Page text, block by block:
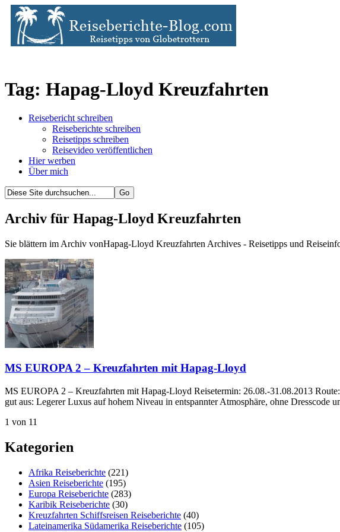
Tag: Hapag-Lloyd Kreuzfahrten
Reisebericht schreiben
Reiseberichte schreiben
Reisetipps schreiben
Reisevideo veröffentlichen
Hier werben
Über mich
Archiv für Hapag-Lloyd Kreuzfahrten
Sie blättern im Archiv vonHapag-Lloyd Kreuzfahrten Archives - Reisetipps und
MS EUROPA 2 – Kreuzfahrten mit Hapag-Lloyd
MS EUROPA 2 – Kreuzfahrten mit Hapag-Lloyd Reisetermin: 26.08.-31.08.2013
gut aus: Legerer Luxus auf hohem Niveau in entspannter Atmosphäre, ohne
1 von 11
Kategorien
Afrika Reiseberichte (221)
Asien Reiseberichte (195)
Europa Reiseberichte (283)
Karibik Reiseberichte (30)
Kreuzfahrten Schiffsreisen Reiseberichte (40)
Lateinamerika Südamerika Reiseberichte (105)